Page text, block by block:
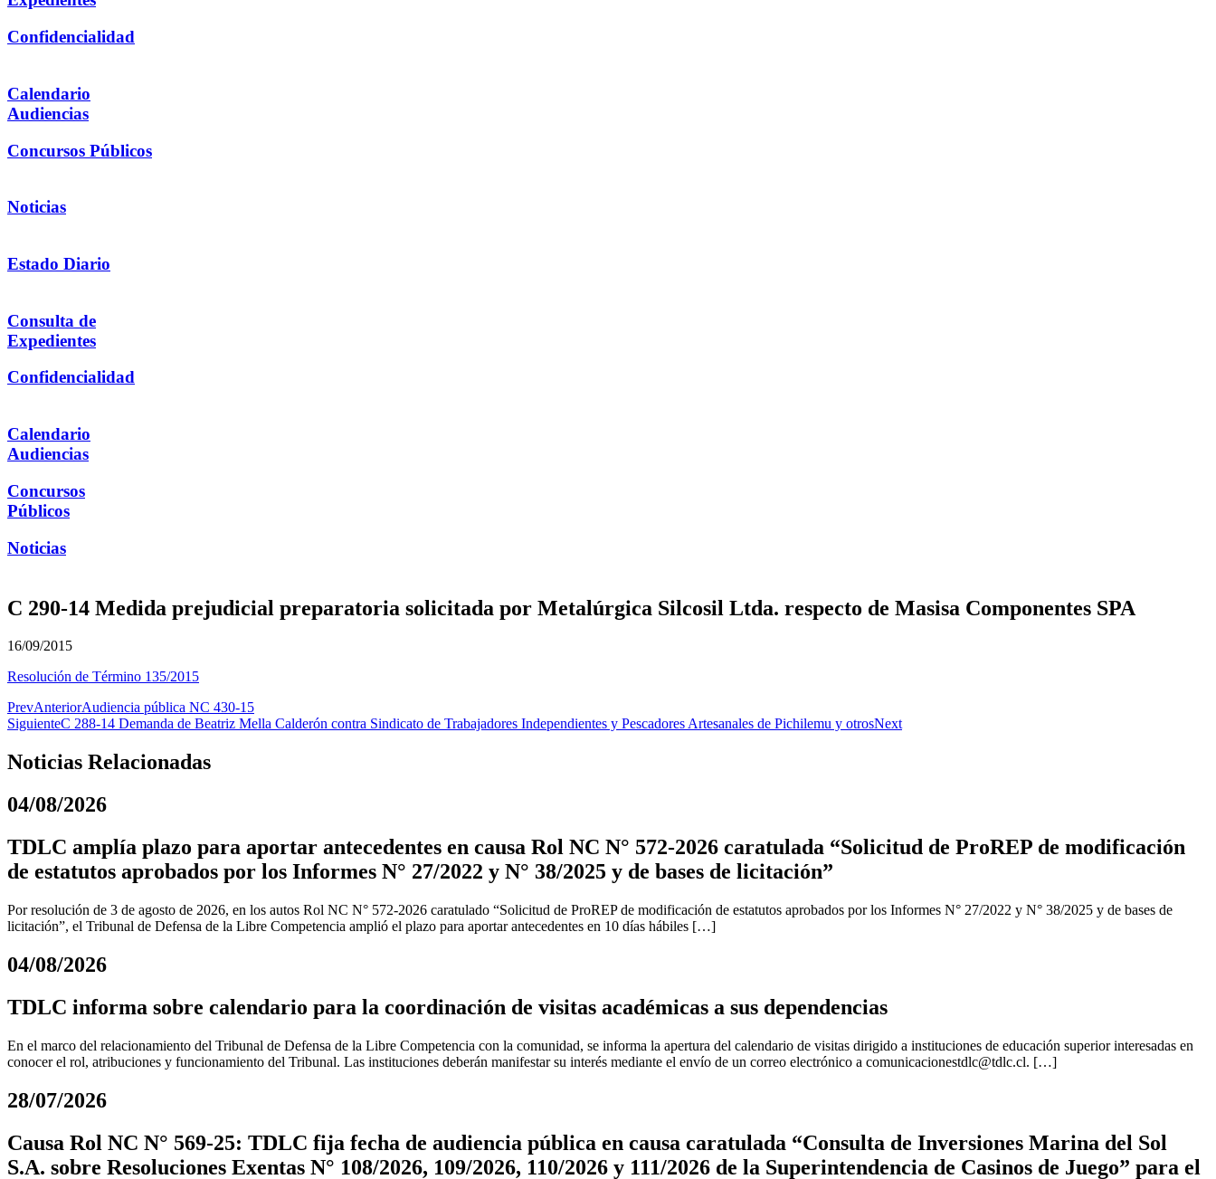
Confidencialidad
Calendario
Audiencias
Concursos Públicos
Noticias
Estado Diario
Consulta de
Expedientes
Confidencialidad
Calendario
Audiencias
Concursos
Públicos
Noticias
C 290-14 Medida prejudicial preparatoria solicitada por Metalúrgica Silcosil Ltda. respecto de Masisa Componentes SPA
16/09/2015
Resolución de Término 135/2015
PrevAnteriorAudiencia pública NC 430-15
SiguienteC 288-14 Demanda de Beatriz Mella Calderón contra Sindicato de Trabajadores Independientes y Pescadores Artesanales de Pichilemu y otrosNext
Noticias Relacionadas
04/08/2026
TDLC amplía plazo para aportar antecedentes en causa Rol NC N° 572-2026 caratulada “Solicitud de ProREP de modificación
de estatutos aprobados por los Informes N° 27/2022 y N° 38/2025 y de bases de licitación”
Por resolución de 3 de agosto de 2026, en los autos Rol NC N° 572-2026 caratulado “Solicitud de ProREP de modificación de estatutos aprobados por los Informes N° 27/2022 y N° 38/2025 y de bases de
licitación”, el Tribunal de Defensa de la Libre Competencia amplió el plazo para aportar antecedentes en 10 días hábiles […]
04/08/2026
TDLC informa sobre calendario para la coordinación de visitas académicas a sus dependencias
En el marco del relacionamiento del Tribunal de Defensa de la Libre Competencia con la comunidad, se informa la apertura del calendario de visitas dirigido a instituciones de educación superior interesadas en
conocer el rol, atribuciones y funcionamiento del Tribunal. Las instituciones deberán manifestar su interés mediante el envío de un correo electrónico a comunicacionestdlc@tdlc.cl. […]
28/07/2026
Causa Rol NC N° 569-25: TDLC fija fecha de audiencia pública en causa caratulada “Consulta de Inversiones Marina del Sol
S.A. sobre Resoluciones Exentas N° 108/2026, 109/2026, 110/2026 y 111/2026 de la Superintendencia de Casinos de Juego” para el